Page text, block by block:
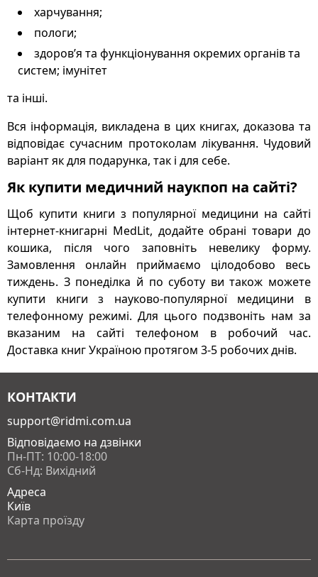
харчування;
пологи;
здоров’я та функціонування окремих органів та
систем; імунітет
та інші.
Вся інформація, викладена в цих книгах, доказова та
відповідає сучасним протоколам лікування. Чудовий
варіант як для подарунка, так і для себе.
Як купити медичний наукпоп на сайті?
Щоб купити книги з популярної медицини на сайті
інтернет-книгарні MedLit, додайте обрані товари до
кошика, після чого заповніть невелику форму.
Замовлення онлайн приймаємо цілодобово весь
тиждень. З понеділка й по суботу ви також можете
купити книги з науково-популярної медицини в
телефонному режимі. Для цього подзвоніть нам за
вказаним на сайті телефоном в робочий час.
Доставка книг Україною протягом 3-5 робочих днів.
КОНТАКТИ
support@ridmi.com.ua
Відповідаємо на дзвінки
Пн-ПТ: 10:00-18:00
Сб-Нд: Вихідний
Адреса
Київ
Карта проїзду